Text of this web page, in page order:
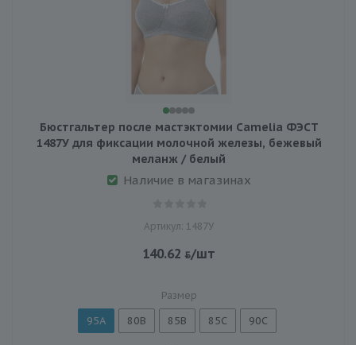
Бюстгальтер после мастэктомии Camelia ФЭСТ
1487У для фиксации молочной железы, бежевый
меланж / белый
Наличие в магазинах
Артикул: 1487У
140.62 /шт
Размер
95A 80B 85B 85C 90C